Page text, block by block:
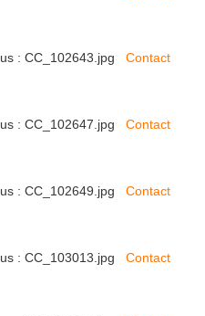
: CC_102643.jpg Contact
: CC_102647.jpg Contact
: CC_102649.jpg Contact
: CC_103013.jpg Contact